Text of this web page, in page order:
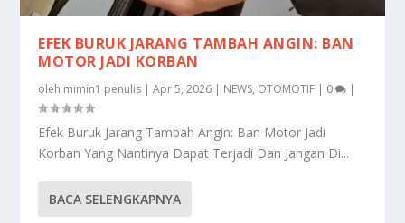
EFEK BURUK JARANG TAMBAH ANGIN: BAN
MOTOR JADI KORBAN
oleh mimin1 penulis |Apr 5, 2026 | NEWS, OTOMOTIF | 0 |
Efek Buruk Jarang Tambah Angin: Ban Motor Jadi
Korban Yang Nantinya Dapat Terjadi Dan Jangan Di...
BACA SELENGKAPNYA